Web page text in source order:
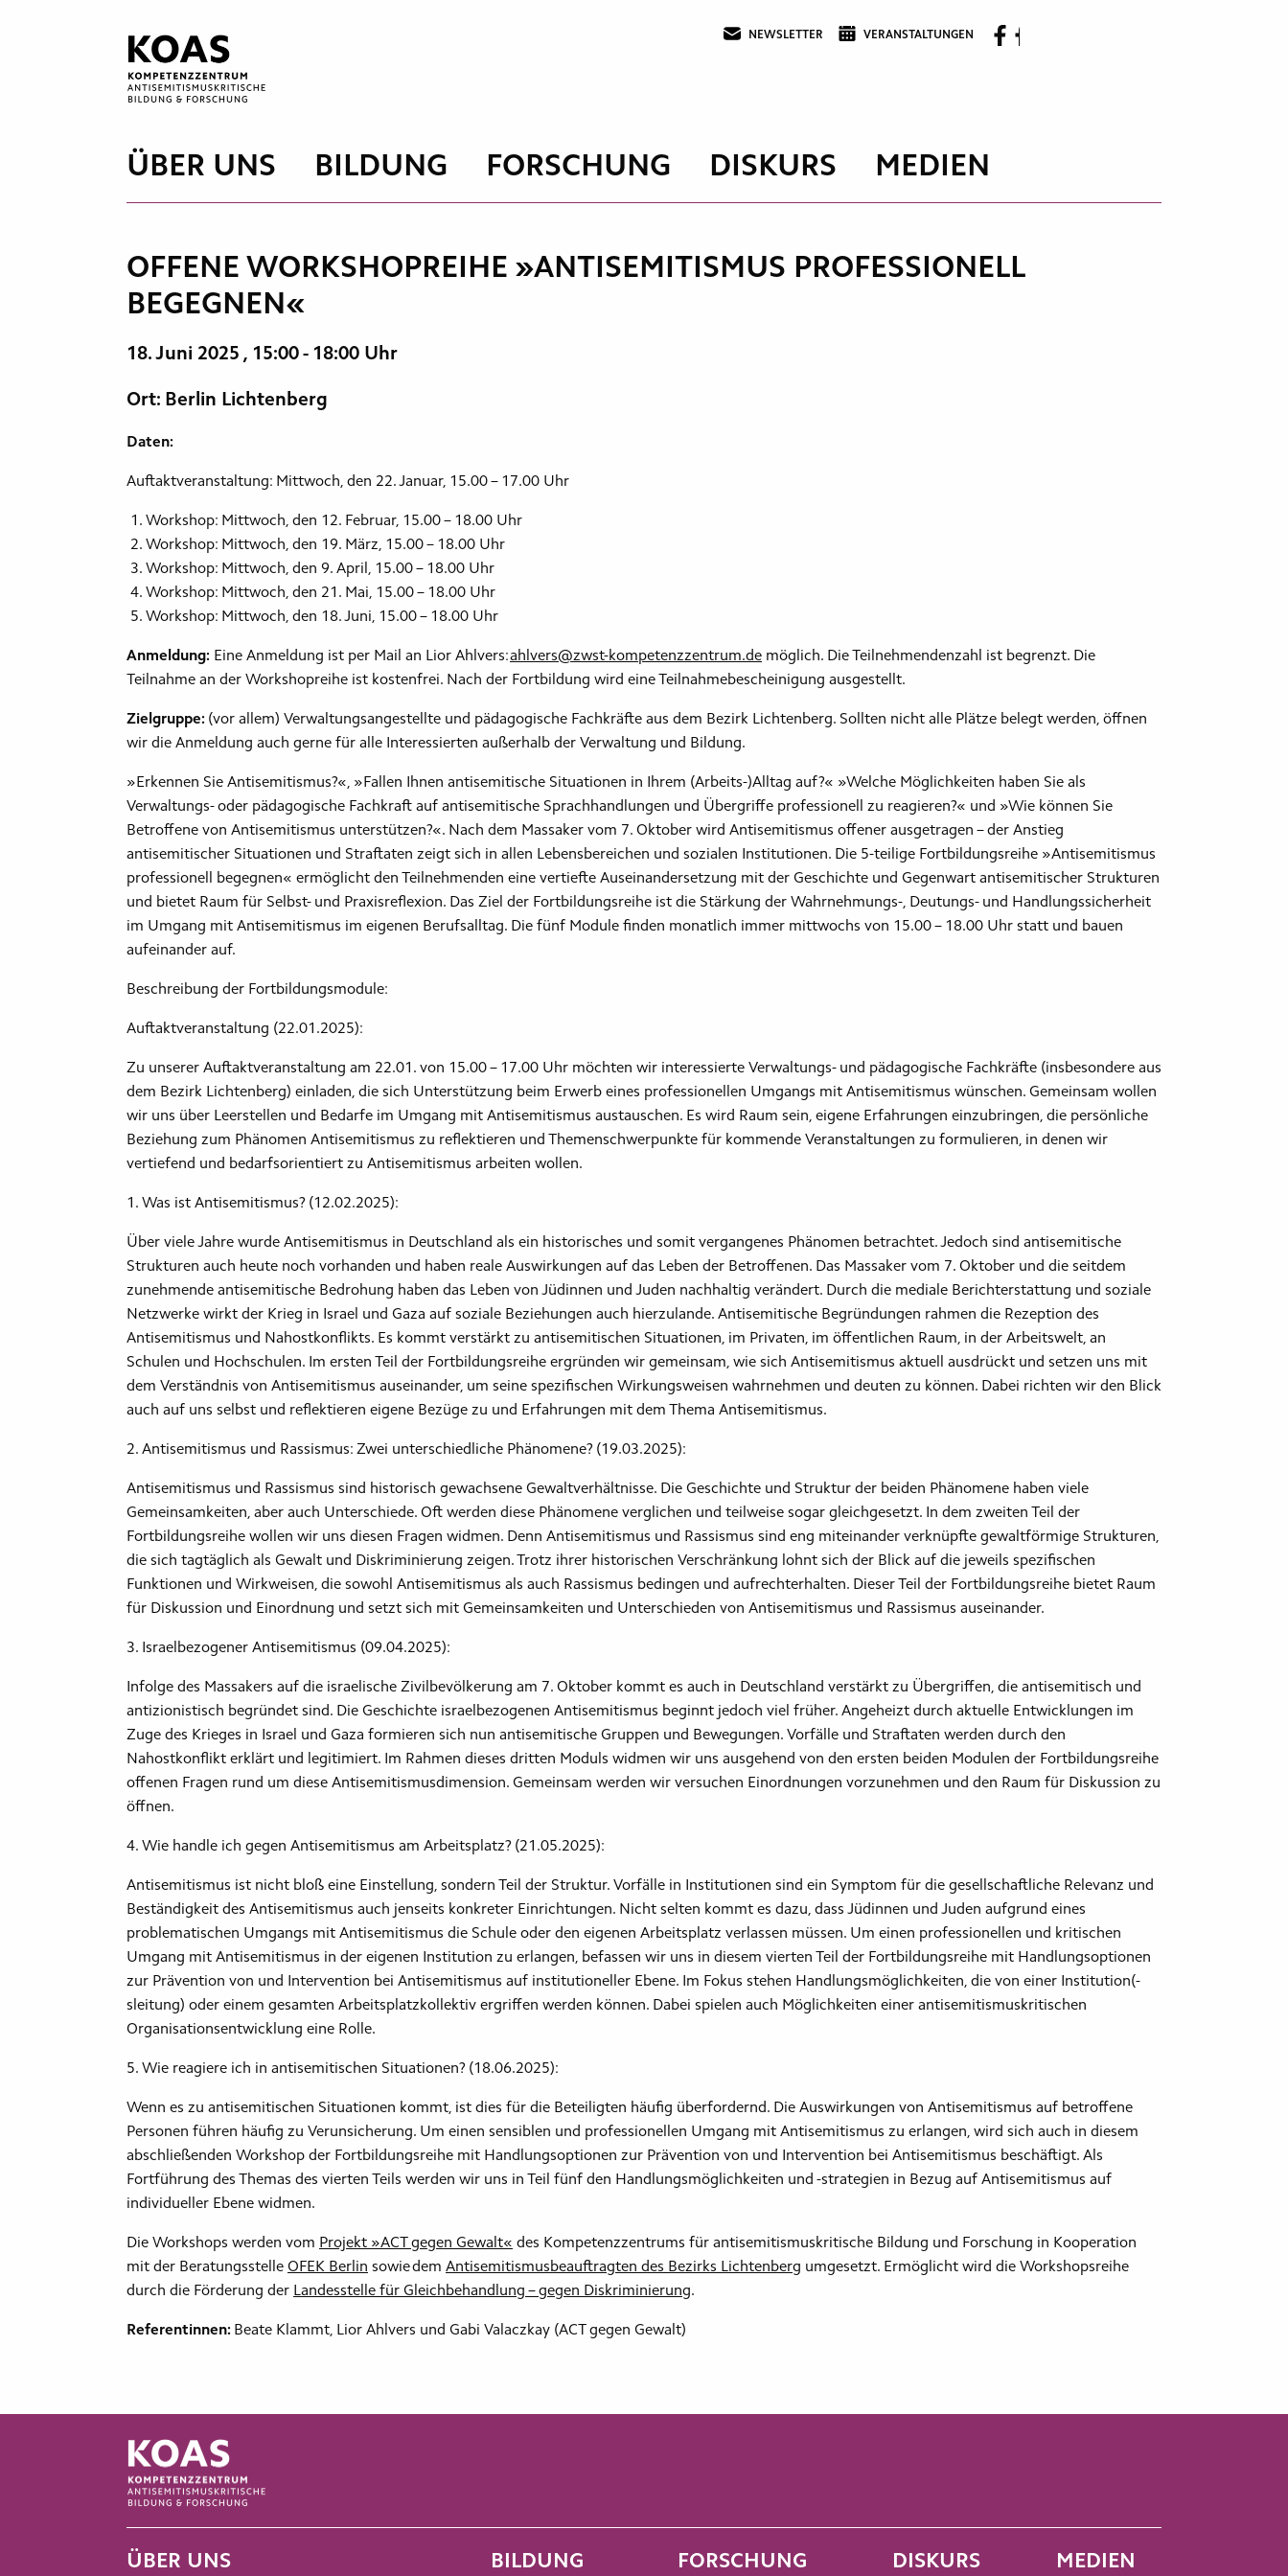
Inhalt
springen
NEWSLETTER VERANSTALTUNGEN
ÜBER UNS BILDUNG FORSCHUNG DISKURS MEDIEN
OFFENE WORKSHOPREIHE »ANTISEMITISMUS PROFESSIONELL
BEGEGNEN«
18. Juni 2025 , 15:00 - 18:00 Uhr
Ort: Berlin Lichtenberg
Daten:
Auftaktveranstaltung: Mittwoch, den 22. Januar, 15.00 – 17.00 Uhr
Workshop: Mittwoch, den 12. Februar, 15.00 – 18.00 Uhr
Workshop: Mittwoch, den 19. März, 15.00 – 18.00 Uhr
Workshop: Mittwoch, den 9. April, 15.00 – 18.00 Uhr
Workshop: Mittwoch, den 21. Mai, 15.00 – 18.00 Uhr
Workshop: Mittwoch, den 18. Juni, 15.00 – 18.00 Uhr
Anmeldung: Eine Anmeldung ist per Mail an Lior Ahlvers:ahlvers@zwst-kompetenzzentrum.de möglich. Die Teilnehmendenzahl ist begrenzt. Die
Teilnahme an der Workshopreihe ist kostenfrei. Nach der Fortbildung wird eine Teilnahmebescheinigung ausgestellt.
Zielgruppe: (vor allem) Verwaltungsangestellte und pädagogische Fachkräfte aus dem Bezirk Lichtenberg. Sollten nicht alle Plätze belegt werden, öffnen
wir die Anmeldung auch gerne für alle Interessierten außerhalb der Verwaltung und Bildung.
»Erkennen Sie Antisemitismus?«, »Fallen Ihnen antisemitische Situationen in Ihrem (Arbeits-)Alltag auf?« »Welche Möglichkeiten haben Sie als
Verwaltungs- oder pädagogische Fachkraft auf antisemitische Sprachhandlungen und Übergriffe professionell zu reagieren?« und »Wie können Sie
Betroffene von Antisemitismus unterstützen?«. Nach dem Massaker vom 7. Oktober wird Antisemitismus offener ausgetragen – der Anstieg
antisemitischer Situationen und Straftaten zeigt sich in allen Lebensbereichen und sozialen Institutionen. Die 5-teilige Fortbildungsreihe »Antisemitismus
professionell begegnen« ermöglicht den Teilnehmenden eine vertiefte Auseinandersetzung mit der Geschichte und Gegenwart antisemitischer Strukturen
und bietet Raum für Selbst- und Praxisreflexion. Das Ziel der Fortbildungsreihe ist die Stärkung der Wahrnehmungs-, Deutungs- und Handlungssicherheit
im Umgang mit Antisemitismus im eigenen Berufsalltag. Die fünf Module finden monatlich immer mittwochs von 15.00 – 18.00 Uhr statt und bauen
aufeinander auf.
Beschreibung der Fortbildungsmodule:
Auftaktveranstaltung (22.01.2025):
Zu unserer Auftaktveranstaltung am 22.01. von 15.00 – 17.00 Uhr möchten wir interessierte Verwaltungs- und pädagogische Fachkräfte (insbesondere aus
dem Bezirk Lichtenberg) einladen, die sich Unterstützung beim Erwerb eines professionellen Umgangs mit Antisemitismus wünschen. Gemeinsam wollen
wir uns über Leerstellen und Bedarfe im Umgang mit Antisemitismus austauschen. Es wird Raum sein, eigene Erfahrungen einzubringen, die persönliche
Beziehung zum Phänomen Antisemitismus zu reflektieren und Themenschwerpunkte für kommende Veranstaltungen zu formulieren, in denen wir
vertiefend und bedarfsorientiert zu Antisemitismus arbeiten wollen.
1. Was ist Antisemitismus? (12.02.2025):
Über viele Jahre wurde Antisemitismus in Deutschland als ein historisches und somit vergangenes Phänomen betrachtet. Jedoch sind antisemitische
Strukturen auch heute noch vorhanden und haben reale Auswirkungen auf das Leben der Betroffenen. Das Massaker vom 7. Oktober und die seitdem
zunehmende antisemitische Bedrohung haben das Leben von Jüdinnen und Juden nachhaltig verändert. Durch die mediale Berichterstattung und soziale
Netzwerke wirkt der Krieg in Israel und Gaza auf soziale Beziehungen auch hierzulande. Antisemitische Begründungen rahmen die Rezeption des
Antisemitismus und Nahostkonflikts. Es kommt verstärkt zu antisemitischen Situationen, im Privaten, im öffentlichen Raum, in der Arbeitswelt, an
Schulen und Hochschulen. Im ersten Teil der Fortbildungsreihe ergründen wir gemeinsam, wie sich Antisemitismus aktuell ausdrückt und setzen uns mit
dem Verständnis von Antisemitismus auseinander, um seine spezifischen Wirkungsweisen wahrnehmen und deuten zu können. Dabei richten wir den Blick
auch auf uns selbst und reflektieren eigene Bezüge zu und Erfahrungen mit dem Thema Antisemitismus.
2. Antisemitismus und Rassismus: Zwei unterschiedliche Phänomene? (19.03.2025):
Antisemitismus und Rassismus sind historisch gewachsene Gewaltverhältnisse. Die Geschichte und Struktur der beiden Phänomene haben viele
Gemeinsamkeiten, aber auch Unterschiede. Oft werden diese Phänomene verglichen und teilweise sogar gleichgesetzt. In dem zweiten Teil der
Fortbildungsreihe wollen wir uns diesen Fragen widmen. Denn Antisemitismus und Rassismus sind eng miteinander verknüpfte gewaltförmige Strukturen,
die sich tagtäglich als Gewalt und Diskriminierung zeigen. Trotz ihrer historischen Verschränkung lohnt sich der Blick auf die jeweils spezifischen
Funktionen und Wirkweisen, die sowohl Antisemitismus als auch Rassismus bedingen und aufrechterhalten. Dieser Teil der Fortbildungsreihe bietet Raum
für Diskussion und Einordnung und setzt sich mit Gemeinsamkeiten und Unterschieden von Antisemitismus und Rassismus auseinander.
3. Israelbezogener Antisemitismus (09.04.2025):
Infolge des Massakers auf die israelische Zivilbevölkerung am 7. Oktober kommt es auch in Deutschland verstärkt zu Übergriffen, die antisemitisch und
antizionistisch begründet sind. Die Geschichte israelbezogenen Antisemitismus beginnt jedoch viel früher. Angeheizt durch aktuelle Entwicklungen im
Zuge des Krieges in Israel und Gaza formieren sich nun antisemitische Gruppen und Bewegungen. Vorfälle und Straftaten werden durch den
Nahostkonflikt erklärt und legitimiert. Im Rahmen dieses dritten Moduls widmen wir uns ausgehend von den ersten beiden Modulen der Fortbildungsreihe
offenen Fragen rund um diese Antisemitismusdimension. Gemeinsam werden wir versuchen Einordnungen vorzunehmen und den Raum für Diskussion zu
öffnen.
4. Wie handle ich gegen Antisemitismus am Arbeitsplatz? (21.05.2025):
Antisemitismus ist nicht bloß eine Einstellung, sondern Teil der Struktur. Vorfälle in Institutionen sind ein Symptom für die gesellschaftliche Relevanz und
Beständigkeit des Antisemitismus auch jenseits konkreter Einrichtungen. Nicht selten kommt es dazu, dass Jüdinnen und Juden aufgrund eines
problematischen Umgangs mit Antisemitismus die Schule oder den eigenen Arbeitsplatz verlassen müssen. Um einen professionellen und kritischen
Umgang mit Antisemitismus in der eigenen Institution zu erlangen, befassen wir uns in diesem vierten Teil der Fortbildungsreihe mit Handlungsoptionen
zur Prävention von und Intervention bei Antisemitismus auf institutioneller Ebene. Im Fokus stehen Handlungsmöglichkeiten, die von einer Institution(-
sleitung) oder einem gesamten Arbeitsplatzkollektiv ergriffen werden können. Dabei spielen auch Möglichkeiten einer antisemitismuskritischen
Organisationsentwicklung eine Rolle.
5. Wie reagiere ich in antisemitischen Situationen? (18.06.2025):
Wenn es zu antisemitischen Situationen kommt, ist dies für die Beteiligten häufig überfordernd. Die Auswirkungen von Antisemitismus auf betroffene
Personen führen häufig zu Verunsicherung. Um einen sensiblen und professionellen Umgang mit Antisemitismus zu erlangen, wird sich auch in diesem
abschließenden Workshop der Fortbildungsreihe mit Handlungsoptionen zur Prävention von und Intervention bei Antisemitismus beschäftigt. Als
Fortführung des Themas des vierten Teils werden wir uns in Teil fünf den Handlungsmöglichkeiten und -strategien in Bezug auf Antisemitismus auf
individueller Ebene widmen.
Die Workshops werden vom Projekt »ACT gegen Gewalt« des Kompetenzzentrums für antisemitismuskritische Bildung und Forschung in Kooperation
mit der Beratungsstelle OFEK Berlin sowie dem Antisemitismusbeauftragten des Bezirks Lichtenberg umgesetzt. Ermöglicht wird die Workshopsreihe
durch die Förderung der Landesstelle für Gleichbehandlung – gegen Diskriminierung.
Referentinnen: Beate Klammt, Lior Ahlvers und Gabi Valaczkay (ACT gegen Gewalt)
ÜBER UNS BILDUNG FORSCHUNG DISKURS MEDIEN